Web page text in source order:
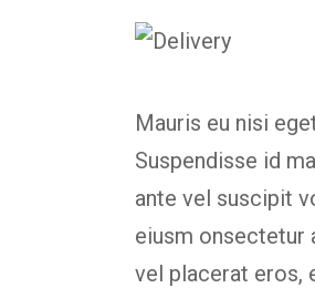
Mauris eu nisi
Suspendisse id
ante vel suscipit
eiusm onsectetur
vel placerat eros,